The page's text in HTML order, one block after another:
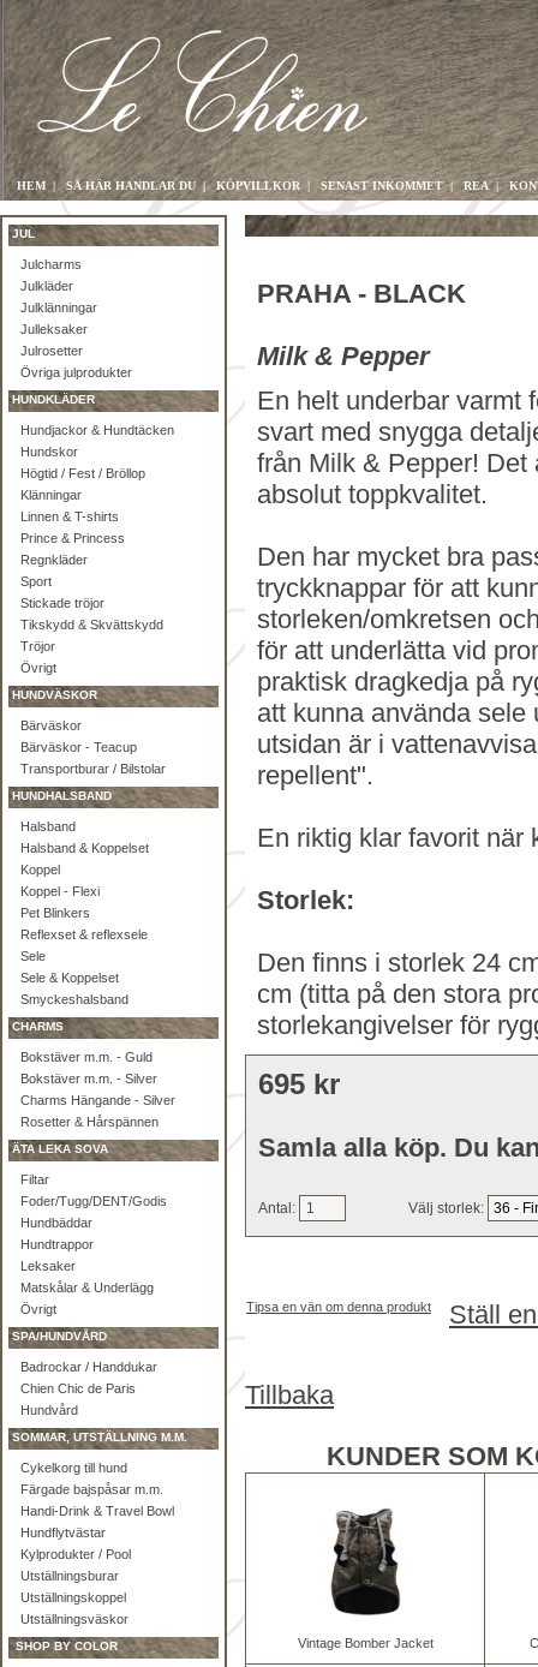
HEM | SÅ HÄR HANDLAR DU |KÖPVILLKOR | SENAST INKOMMET|REA|
JUL
Julcharms
Julkläder
Julklänningar
Julleksaker
Julrosetter
Övriga julprodukter
HUNDKLÄDER
Hundjackor & Hundtäcken
Hundskor
Högtid / Fest / Bröllop
Klänningar
Linnen & T-shirts
Prince & Princess
Regnkläder
Sport
Stickade tröjor
Tikskydd & Skvättskydd
Tröjor
Övrigt
HUNDVÄSKOR
Bärväskor
Bärväskor - Teacup
Transportburar / Bilstolar
HUNDHALSBAND
Halsband
Halsband & Koppelset
Koppel
Koppel - Flexi
Pet Blinkers
Reflexset & reflexsele
Sele
Sele & Koppelset
Smyckeshalsband
CHARMS
Bokstäver m.m. - Guld
Bokstäver m.m. - Silver
Charms Hängande - Silver
Rosetter & Hårspännen
ÄTA LEKA SOVA
Filtar
Foder/Tugg/DENT/Godis
Hundbäddar
Hundtrappor
Leksaker
Matskålar & Underlägg
Övrigt
SPA/HUNDVÅRD
Badrockar / Handdukar
Chien Chic de Paris
Hundvård
SOMMAR, UTSTÄLLNING M.M.
Cykelkorg till hund
Färgade bajspåsar m.m.
Handi-Drink & Travel Bowl
Hundflytvästar
Kylprodukter / Pool
Utställningsburar
Utställningskoppel
Utställningsväskor
SHOP BY COLOR
PRAHA - BLACK
Milk & Pepper
En helt underbar varmt
svart med snygga
från Milk & Pepper!
absolut toppkvalitet.
Den har mycket bra
tryckknappar för att
storleken/omkretsen
för att underlätta vid
praktisk dragkedja på
att kunna använda sele
utsidan är i
repellent".
En riktig klar favorit när
Storlek:
Den finns i storlek 24
cm (titta på den stora
storlekangivelser för
695 kr
Samla alla köp. Du
Antal: Välj storlek:
Tipsa en vän om denna produkt Ställ
Tillbaka
KUNDER SOM
Vintage Bomber Jacket